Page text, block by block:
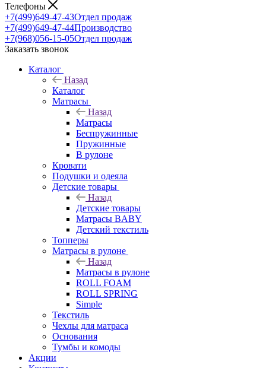
Телефоны
+7(499)649-47-43Отдел продаж
+7(499)649-47-44Производство
+7(968)056-15-05Отдел продаж
Заказать звонок
Каталог
Назад
Каталог
Матрасы
Назад
Матрасы
Беспружинные
Пружинные
В рулоне
Кровати
Подушки и одеяла
Детские товары
Назад
Детские товары
Матрасы BABY
Детский текстиль
Топперы
Матрасы в рулоне
Назад
Матрасы в рулоне
ROLL FOAM
ROLL SPRING
Simple
Текстиль
Чехлы для матраса
Основания
Тумбы и комоды
Акции